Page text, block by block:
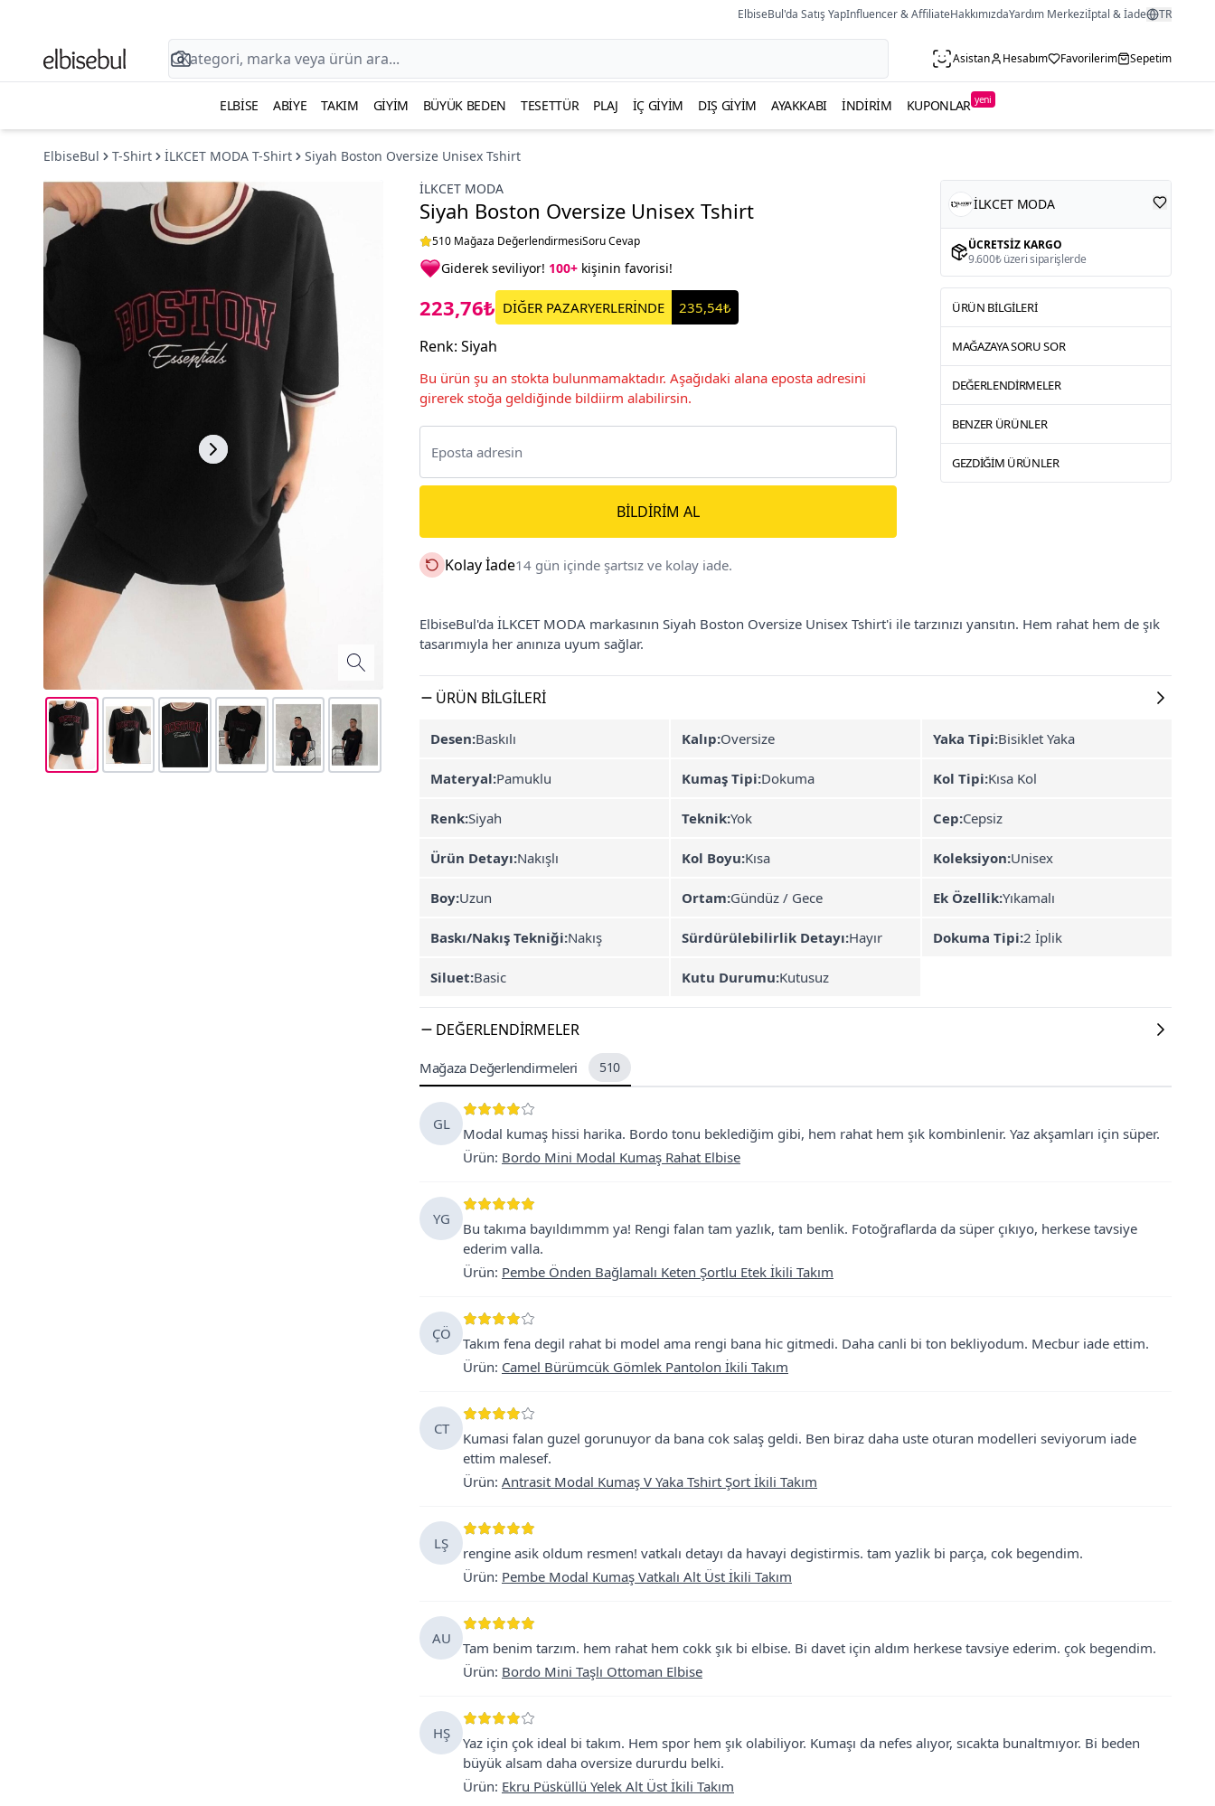
ElbiseBul'da Satış YapInfluencer & AffiliateHakkımızdaYardım Merkeziİptal & İade TR
Asistan Hesabım Favorilerim Sepetim
ELBISE ABIYE TAKIM GIYIM BÜYÜK BEDEN TESETTÜR PLAJ İÇ GIYIM DIŞ GIYIM AYAKKABI İNDIRIM KUPONLAR yeni
ElbiseBul T-Shirt İLKCET MODA T-Shirt
Siyah Boston Oversize Unisex Tshirt
İLKCET MODA
Siyah Boston Oversize Unisex Tshirt
510 Mağaza DeğerlendirmesiSoru Cevap
Giderek seviliyor! 100+ kişinin favorisi!
223,76₺ DİĞER PAZARYERLERİNDE 235,54₺
Renk: Siyah
Bu ürün şu an stokta bulunmamaktadır. Aşağıdaki alana eposta adresini
girerek stoğa geldiğinde bildiirm alabilirsin.
BILDIRIM AL
Kolay İade14 gün içinde şartsız ve kolay iade.
İLKCET MODA
ÜCRETSIZ KARGO
9.600₺ üzeri siparişlerde
ÜRÜN BILGILERI
MAĞAZAYA SORU SOR
DEĞERLENDIRMELER
BENZER ÜRÜNLER
GEZDIĞIM ÜRÜNLER
ElbiseBul'da İLKCET MODA markasının Siyah Boston Oversize Unisex Tshirt'i ile tarzınızı yansıtın. Hem rahat hem de şık
tasarımıyla her anınıza uyum sağlar.
ÜRÜN BILGILERI
Desen:Baskılı Kalıp:Oversize Yaka Tipi:Bisiklet Yaka
Materyal:Pamuklu Kumaş Tipi:Dokuma Kol Tipi:Kısa Kol
Renk:Siyah Teknik:Yok Cep:Cepsiz
Ürün Detayı:Nakışlı Kol Boyu:Kısa Koleksiyon:Unisex
Boy:Uzun Ortam:Gündüz / Gece Ek Özellik:Yıkamalı
Baskı/Nakış Tekniği:Nakış Sürdürülebilirlik Detayı:Hayır Dokuma Tipi:2 İplik
Siluet:Basic Kutu Durumu:Kutusuz
DEĞERLENDIRMELER
Mağaza Değerlendirmeleri 510
GL
Modal kumaş hissi harika. Bordo tonu beklediğim gibi, hem rahat hem şık kombinlenir. Yaz akşamları için süper.
Ürün: Bordo Mini Modal Kumaş Rahat Elbise
YG
Bu takıma bayıldımmm ya! Rengi falan tam yazlık, tam benlik. Fotoğraflarda da süper çıkıyo, herkese tavsiye
ederim valla.
Ürün: Pembe Önden Bağlamalı Keten Şortlu Etek İkili Takım
ÇÖ
Takım fena degil rahat bi model ama rengi bana hic gitmedi. Daha canli bi ton bekliyodum. Mecbur iade ettim.
Ürün: Camel Bürümcük Gömlek Pantolon İkili Takım
CT
Kumasi falan guzel gorunuyor da bana cok salaş geldi. Ben biraz daha uste oturan modelleri seviyorum iade
ettim malesef.
Ürün: Antrasit Modal Kumaş V Yaka Tshirt Şort İkili Takım
LŞ
rengine asik oldum resmen! vatkalı detayı da havayi degistirmis. tam yazlik bi parça, cok begendim.
Ürün: Pembe Modal Kumaş Vatkalı Alt Üst İkili Takım
AU
Tam benim tarzım. hem rahat hem cokk şık bi elbise. Bi davet için aldım herkese tavsiye ederim. çok begendim.
Ürün: Bordo Mini Taşlı Ottoman Elbise
HŞ
Yaz için çok ideal bi takım. Hem spor hem şık olabiliyor. Kumaşı da nefes alıyor, sıcakta bunaltmıyor. Bi beden
büyük alsam daha oversize dururdu belki.
Ürün: Ekru Püsküllü Yelek Alt Üst İkili Takım